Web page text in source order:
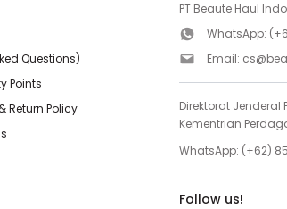
Questions)
Points
Return Policy
PT Beaute Haul
WhatsApp:
Email:
Direktorat
Kementrian
WhatsApp: (+62)
Follow us!